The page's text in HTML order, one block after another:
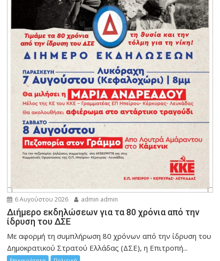
6 Αυγούστου 2026 admin admin
Διήμερο εκδηλώσεων για τα 80 χρόνια από την
ίδρυση του ΔΣΕ
Με αφορμή τη συμπλήρωση 80 χρόνων από την ίδρυση του
Δημοκρατικού Στρατού Ελλάδας (ΔΣΕ), η Επιτροπή...